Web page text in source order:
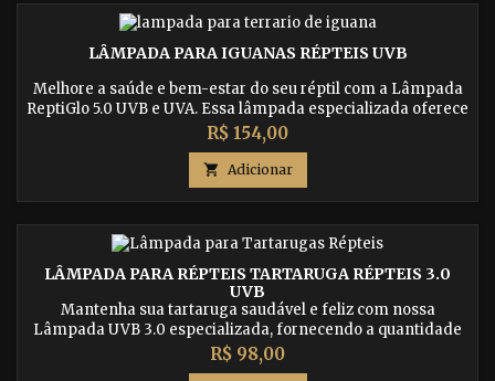
LÂMPADA PARA IGUANAS RÉPTEIS UVB
Melhore a saúde e bem-estar do seu réptil com a Lâmpada
ReptiGlo 5.0 UVB e UVA. Essa lâmpada especializada oferece
os espectros necessários de UVB e UVA para répteis como
teiús, iguanas, jabutis, geckos, serpentes, pogonas e outros.
Proporcione a iluminação adequada para a síntese de
vitamina D3, promova o metabolismo saudável do cálcio e
previna...
Preço
R$ 154,00
 Adicionar
LÂMPADA PARA RÉPTEIS TARTARUGA RÉPTEIS 3.0
UVB
Mantenha sua tartaruga saudável e feliz com nossa
Lâmpada UVB 3.0 especializada, fornecendo a quantidade
adequada de luz UVB para a síntese de vitamina D3,
essencial para a saúde óssea e do sistema imunológico.
Preço
R$ 98,00